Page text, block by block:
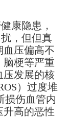
康隐患，
，但但真
血压偏高不
脑梗等严重
压发展的核
）过度堆
损伤血管内
升高的恶性